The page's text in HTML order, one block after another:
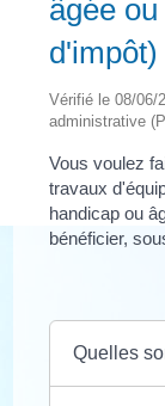
âgée
d'impôt)
Vérifié le 08/06/
administrative
Vous voulez
travaux
handicap ou
bénéficier,
Quelles